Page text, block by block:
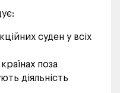
суден у всіх
поза
діяльність